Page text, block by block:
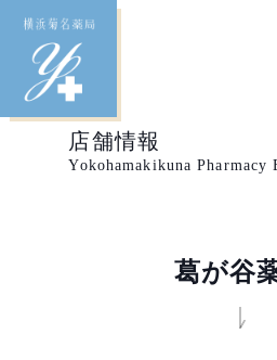
店舗情報
Yokohamakikuna Pharmacy
葛が谷